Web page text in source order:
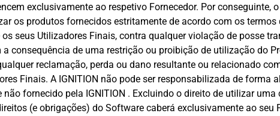
exclusivamente ao respetivo Fornecedor. Por conseguinte,
os produtos fornecidos estritamente de acordo com os
seus Utilizadores Finais, contra qualquer violação de posse
consequência de uma restrição ou proibição de utilização do
reclamação, perda ou dano resultante ou relacionado
Finais. A IGNITION não pode ser responsabilizada de
fornecido pela IGNITION . Excluindo o direito de utilizar
(e obrigações) do Software caberá exclusivamente ao seu